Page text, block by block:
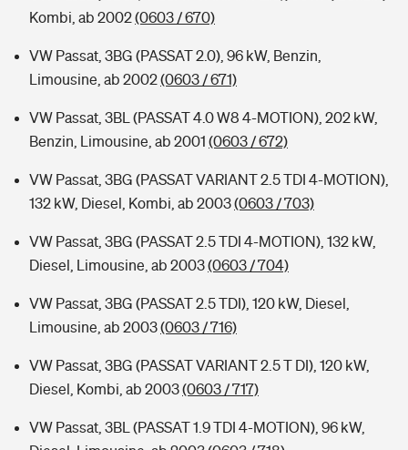
Kombi, ab 2002(0603 / 670)
VW Passat, 3BG (PASSAT 2.0), 96 kW, Benzin,
Limousine, ab 2002(0603 / 671)
VW Passat, 3BL (PASSAT 4.0 W8 4-MOTION), 202 kW,
Benzin, Limousine, ab 2001 (0603 / 672)
VW Passat, 3BG (PASSAT VARIANT 2.5 TDI 4-MOTION),
132 kW, Diesel, Kombi, ab 2003(0603 / 703)
VW Passat, 3BG (PASSAT 2.5 TDI 4-MOTION), 132 kW,
Diesel, Limousine, ab 2003(0603 / 704)
VW Passat, 3BG (PASSAT 2.5 TDI), 120 kW, Diesel,
Limousine, ab 2003(0603 / 716)
VW Passat, 3BG (PASSAT VARIANT 2.5 T DI), 120 kW,
Diesel, Kombi, ab 2003(0603 / 717)
VW Passat, 3BL (PASSAT 1.9 TDI 4-MOTION), 96 kW,